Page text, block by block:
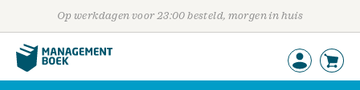
Op werkdagen voor 23:00 besteld, morgen in huis